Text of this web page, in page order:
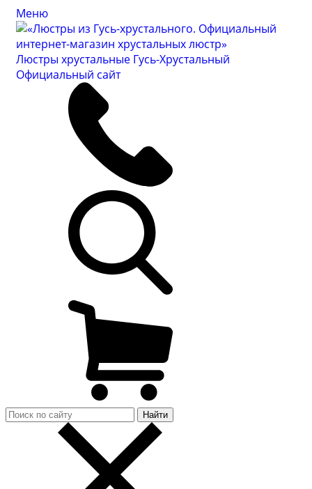
Меню
Люстры хрустальные Гусь-Хрустальный
Официальный сайт
Найти